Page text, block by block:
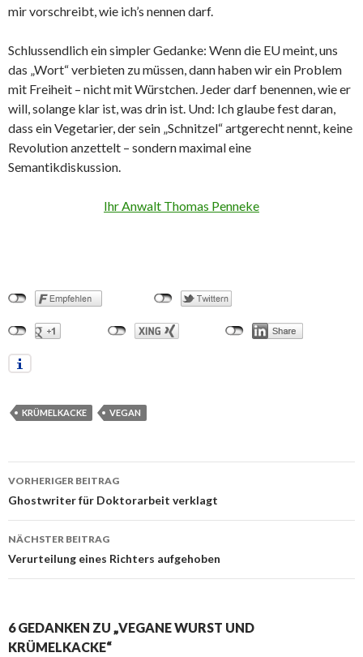
mir vorschreibt, wie ich’s nennen darf.
Schlussendlich ein simpler Gedanke: Wenn die EU meint, uns
das „Wort“ verbieten zu müssen, dann haben wir ein Problem
mit Freiheit – nicht mit Würstchen. Jeder darf benennen, wie er
will, solange klar ist, was drin ist. Und: Ich glaube fest daran,
dass ein Vegetarier, der sein „Schnitzel“ artgerecht nennt, keine
Revolution anzettelt – sondern maximal eine
Semantikdiskussion.
Ihr Anwalt Thomas Penneke
KRÜMELKACKE VEGAN
Beitrags-
Navigation
VORHERIGER BEITRAG
Ghostwriter für Doktorarbeit verklagt
NÄCHSTER BEITRAG
Verurteilung eines Richters aufgehoben
6 GEDANKEN ZU „VEGANE WURST UND
KRÜMELKACKE“